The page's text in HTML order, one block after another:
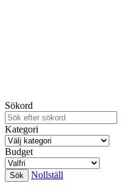
Sökord
Kategori
Budget
Nollställ